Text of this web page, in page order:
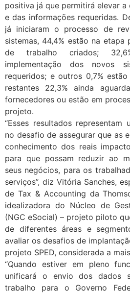
positiva já que permitirá elevar
e das informações requeridas.
já iniciaram o processo de
sistemas, 44,4% estão na etapa
de trabalho criados;
implementação dos novos
requeridos; e outros 0,7%
restantes 22,3% ainda
fornecedores ou estão em
projeto.
“Esses resultados representam
no desafio de assegurar que as
conhecimento dos reais
para que possam reduzir ao
seus negócios, para os
serviços”, diz Vitória Sanches,
de Tax & Accounting da
idealizadora do Núcleo de
(NGC eSocial) – projeto piloto
de diferentes áreas e
avaliar os desafios de
projeto SPED, considerada a
“Quando estiver em pleno
unificará o envio dos dados
trabalho para o Governo